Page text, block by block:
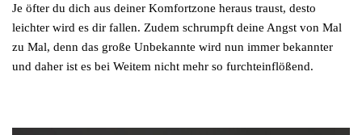
Je öfter du dich aus deiner Komfortzone heraus traust, desto
leichter wird es dir fallen. Zudem schrumpft deine Angst von Mal
zu Mal, denn das große Unbekannte wird nun immer bekannter
und daher ist es bei Weitem nicht mehr so furchteinflößend.